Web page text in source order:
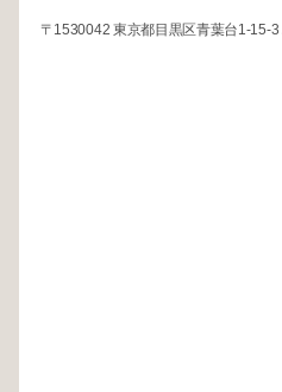
〒1530042 東京都目黒区青葉台1-15-